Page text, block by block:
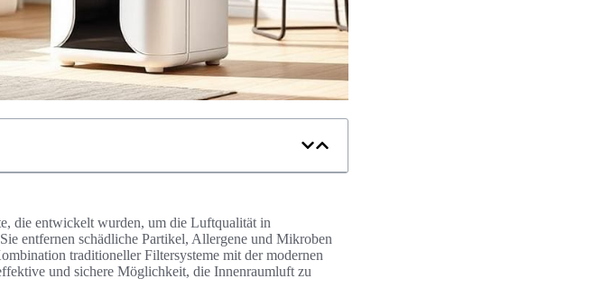
die entwickelt wurden, um die Luftqualität in
entfernen schädliche Partikel, Allergene und Mikroben
traditioneller Filtersysteme mit der modernen
und sichere Möglichkeit, die Innenraumluft zu